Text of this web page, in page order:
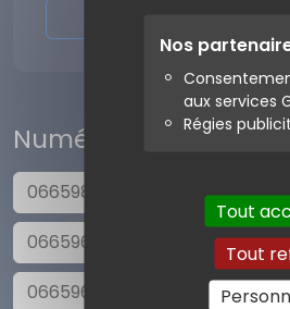
Nos
aux services
Régies
Tout
Tout
Numéros similaires
0665989468
0665966739
0665966738